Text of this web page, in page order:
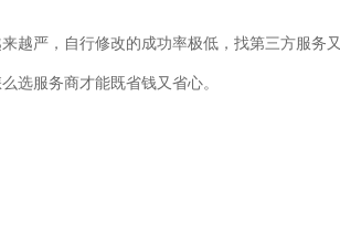
越严，自行修改的成功率极低，找第三方服务
选服务商才能既省钱又省心。